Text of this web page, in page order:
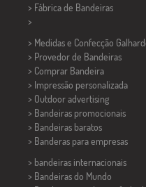
> Fábrica de Bandeiras
>
> Medidas e Confecção
> Provedor de Bandeiras
> Comprar Bandeira
> Impressão personalizada
> Outdoor advertising
> Bandeiras promocionais
> Bandeiras baratos
> Banderas para empresas
> bandeiras internacionais
> Bandeiras do Mundo